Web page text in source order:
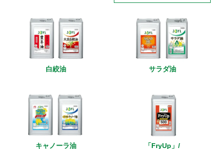
白絞油 サラダ油
キャノーラ油
「FryUp」/